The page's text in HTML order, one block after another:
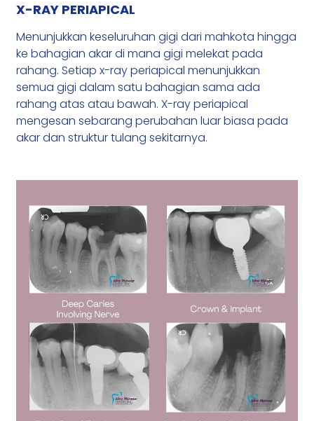
X-RAY PERIAPICAL
Menunjukkan keseluruhan gigi dari mahkota hingga
ke bahagian akar di mana gigi melekat pada
rahang. Setiap x-ray periapical menunjukkan
semua gigi dalam satu bahagian sama ada
rahang atas atau bawah. X-ray periapical
mengesan sebarang perubahan luar biasa pada
akar dan struktur tulang sekitarnya.